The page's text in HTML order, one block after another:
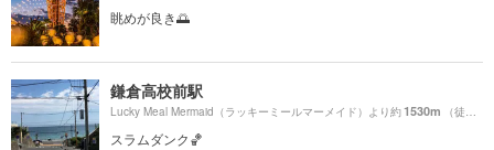
眺めが良き🌅
鎌倉高校前駅
Lucky Meal Mermaid（ラッキーミールマーメイド）より約1530m （徒歩26分）
スラムダンク🏀